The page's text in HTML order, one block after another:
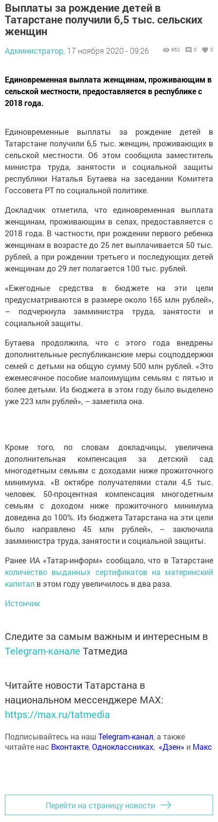
Выплаты за рождение детей в
Татарстане получили 6,5 тыс. сельских
женщин
Администратор, 17 ноября 2020 - 09:26 952 0 0
Единовременная выплата женщинам, проживающим в
сельской местности, предоставляется в республике с
2018 года.
Единовременные выплаты за рождение детей в
Татарстане получили 6,5 тыс. женщин, проживающих в
сельской местности. Об этом сообщила заместитель
министра труда, занятости и социальной защиты
республики Наталья Бутаева на заседании Комитета
Госсовета РТ по социальной политике.
Докладчик отметила, что единовременная выплата
женщинам, проживающим в селах, предоставляется с
2018 года. В частности, при рождении первого ребенка
женщинам в возрасте до 25 лет выплачивается 50 тыс.
рублей, а при рождении третьего и последующих детей
женщинам до 29 лет полагается 100 тыс. рублей.
«Ежегодные средства в бюджете на эти цели
предусматриваются в размере около 165 млн рублей»,
– подчеркнула замминистра труда, занятости и
социальной защиты.
Бутаева продолжила, что с этого года внедрены
дополнительные республиканские меры соцподдержки
семей с детьми на общую сумму 500 млн рублей. «Это
ежемесячное пособие малоимущим семьям с пятью и
более детьми. Из бюджета в этом году было выделено
уже 223 млн рублей», – заметила она.
Кроме того, по словам докладчицы, увеличена
дополнительная компенсация за детский сад
многодетным семьям с доходами ниже прожиточного
минимума. «В октябре получателями стали 4,5 тыс.
человек. 50-процентная компенсация многодетным
семьям с доходом ниже прожиточного минимума
доведена до 100%. Из бюджета Татарстана на эти цели
было направлено 45 млн рублей», – заключила
замминистра труда, занятости и социальной защиты.
Ранее ИА «Татар-информ» сообщало, что в Татарстане
количество выданных сертификатов на материнский
капитал в этом году увеличилось в два раза.
Истончик
Следите за самым важным и интересным в
Telegram-канале Татмедиа
Читайте новости Татарстана в
национальном мессенджере MАХ:
https://max.ru/tatmedia
Подписывайтесь на наш Telegram-канал, а также
читайте нас Вконтакте,Одноклассниках, «Дзен» и Макс
Перейти на страницу новости